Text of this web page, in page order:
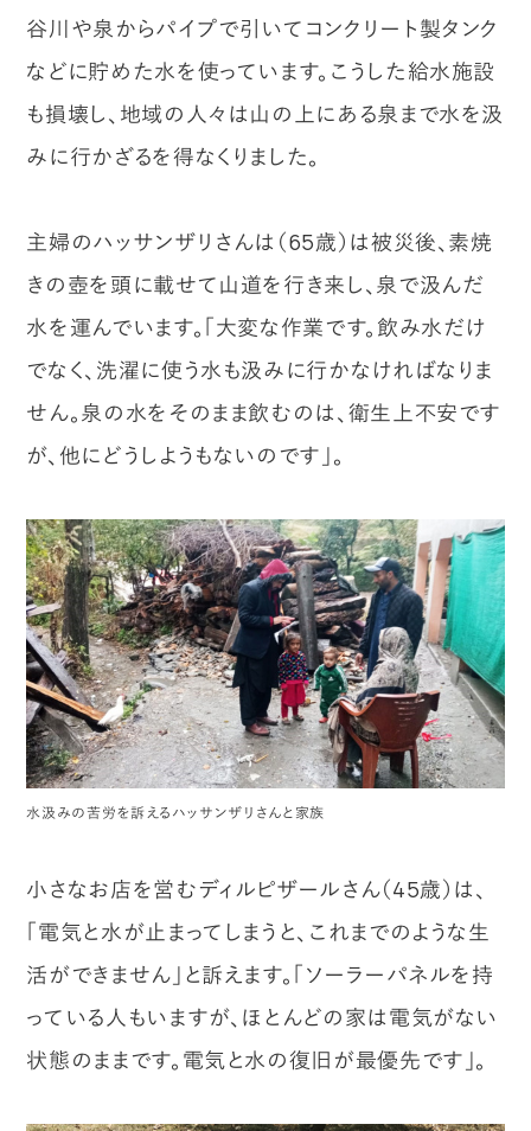
谷川や泉からパイプで引いてコンクリート製タンク
などに貯めた水を使っています。こうした給水施設
も損壊し、地域の人々は山の上にある泉まで水を汲
みに行かざるを得なくりました。
主婦のハッサンザリさんは（65歳）は被災後、素焼
きの壺を頭に載せて山道を行き来し、泉で汲んだ
水を運んでいます。「大変な作業です。飲み水だけ
でなく、洗濯に使う水も汲みに行かなければなりま
せん。泉の水をそのまま飲むのは、衛生上不安です
が、他にどうしようもないのです」。
水汲みの苦労を訴えるハッサンザリさんと家族
小さなお店を営むディルピザールさん（45歳）は、
「電気と水が止まってしまうと、これまでのような生
活ができません」と訴えます。「ソーラーパネルを持
っている人もいますが、ほとんどの家は電気がない
状態のままです。電気と水の復旧が最優先です」。